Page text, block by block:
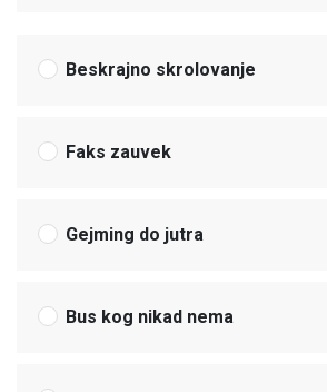
Beskrajno skrolovanje
Faks zauvek
Gejming do jutra
Bus kog nikad nema